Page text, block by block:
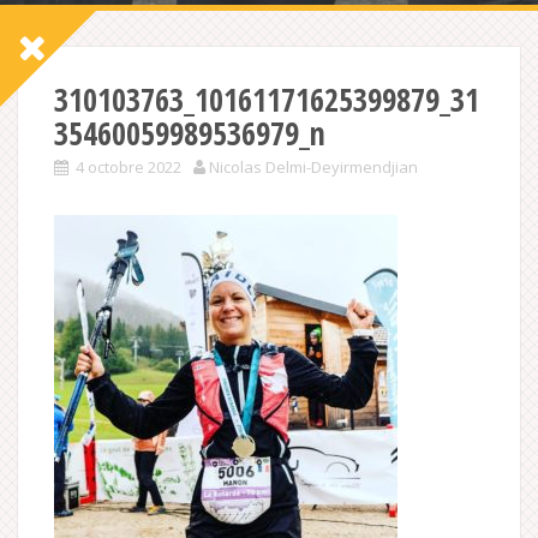
310103763_10161171625399879_31
35460059989536979_n
4 octobre 2022 Nicolas Delmi-Deyirmendjian